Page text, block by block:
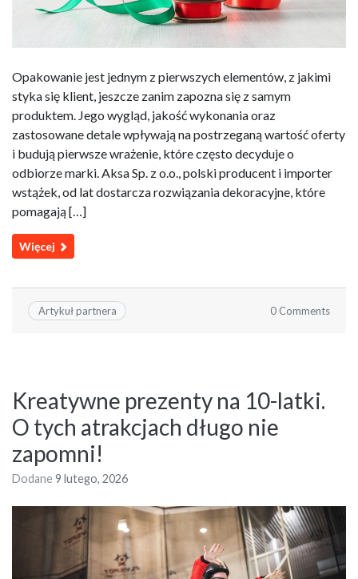
Opakowanie jest jednym z pierwszych elementów, z jakimi
styka się klient, jeszcze zanim zapozna się z samym
produktem. Jego wygląd, jakość wykonania oraz
zastosowane detale wpływają na postrzeganą wartość oferty
i budują pierwsze wrażenie, które często decyduje o
odbiorze marki. Aksa Sp. z o.o., polski producent i importer
wstążek, od lat dostarcza rozwiązania dekoracyjne, które
pomagają […]
Więcej
Artykuł partnera 0 Comments
Kreatywne prezenty na 10-latki.
O tych atrakcjach długo nie
zapomni!
Dodane9 lutego, 2026